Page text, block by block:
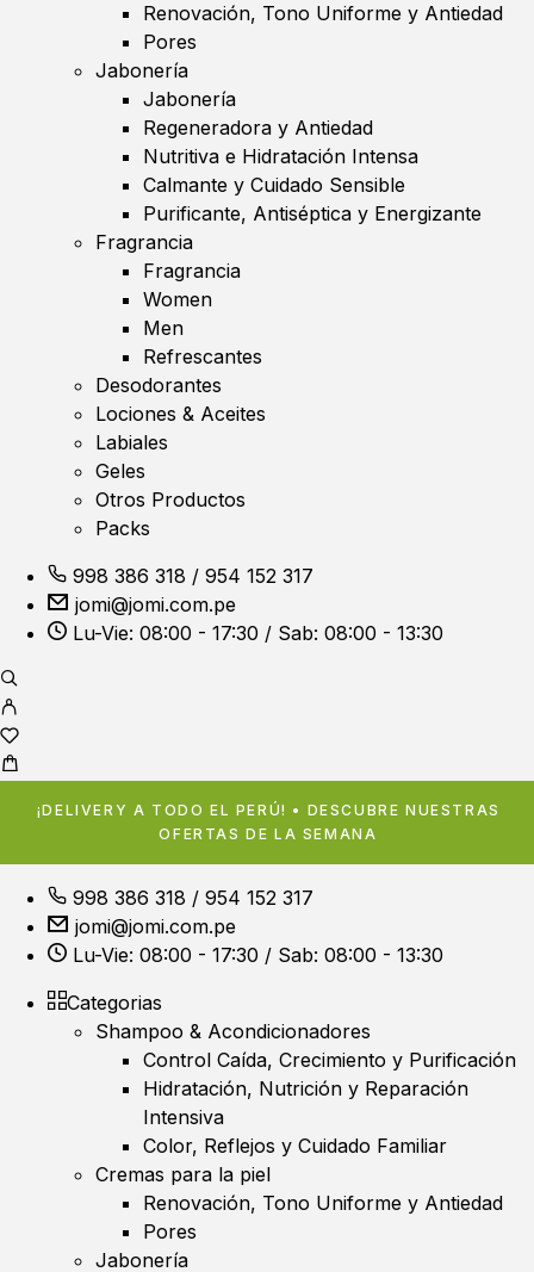
Renovación, Tono Uniforme y Antiedad
Pores
Jabonería
Jabonería
Regeneradora y Antiedad
Nutritiva e Hidratación Intensa
Calmante y Cuidado Sensible
Purificante, Antiséptica y Energizante
Fragrancia
Fragrancia
Women
Men
Refrescantes
Desodorantes
Lociones & Aceites
Labiales
Geles
Otros Productos
Packs
998 386 318 / 954 152 317
jomi@jomi.com.pe
Lu-Vie: 08:00 - 17:30 / Sab: 08:00 - 13:30
¡DELIVERY A TODO EL PERÚ! • DESCUBRE NUESTRAS
OFERTAS DE LA SEMANA
998 386 318 / 954 152 317
jomi@jomi.com.pe
Lu-Vie: 08:00 - 17:30 / Sab: 08:00 - 13:30
Categorias
Shampoo & Acondicionadores
Control Caída, Crecimiento y Purificación
Hidratación, Nutrición y Reparación
Intensiva
Color, Reflejos y Cuidado Familiar
Cremas para la piel
Renovación, Tono Uniforme y Antiedad
Pores
Jabonería